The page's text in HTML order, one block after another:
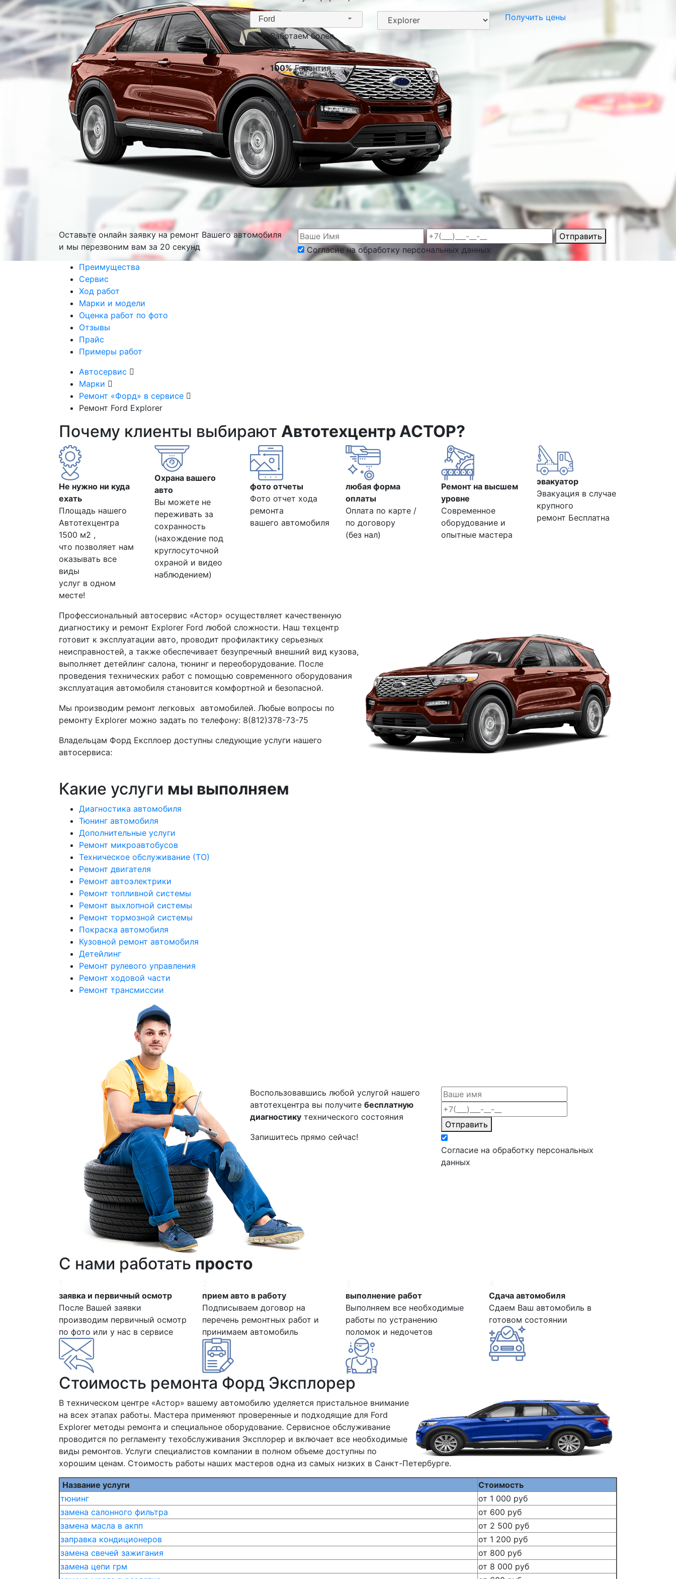
Ford
Получить цены
Работаем более
15 лет
100%Гарантия
качества
Команда из 35
профессионалов
Оставьте онлайн заявку на ремонт Вашего автомобиля
и мы перезвоним вам за 20 секунд
Отправить
Согласие на обработку персональных данных
Преимущества
Сервис
Ход работ
Марки и модели
Оценка работ по фото
Отзывы
Прайс
Примеры работ
Автосервис
Марки
Ремонт «Форд» в сервисе
Ремонт Ford Explorer
Почему клиенты выбирают Автотехцентр АСТОР?
Не нужно ни куда
ехать
Площадь нашего
Автотехцентра
1500 м2 ,
что позволяет нам
оказывать все
виды
услуг в одном
месте!
Охрана вашего
авто
Вы можете не
переживать за
сохранность
(нахождение под
круглосуточной
охраной и видео
наблюдением)
фото отчеты
Фото отчет хода
ремонта
вашего автомобиля
любая форма
оплаты
Оплата по карте /
по договору
(без нал)
Ремонт на высшем
уровне
Современное
оборудование и
опытные мастера
эвакуатор
Эвакуация в случае
крупного
ремонт Бесплатна
Профессиональный автосервис «Астор» осуществляет качественную
диагностику и ремонт Explorer Ford любой сложности. Наш техцентр
готовит к эксплуатации авто, проводит профилактику серьезных
неисправностей, а также обеспечивает безупречный внешний вид кузова,
выполняет детейлинг салона, тюнинг и переоборудование. После
проведения технических работ с помощью современного оборудования
эксплуатация автомобиля становится комфортной и безопасной.
Мы производим ремонт легковых автомобилей. Любые вопросы по
ремонту Explorer можно задать по телефону: 8(812)378-73-75
Владельцам Форд Експлоер доступны следующие услуги нашего
автосервиса:
Какие услуги мы выполняем
Диагностика автомобиля
Тюнинг автомобиля
Дополнительные услуги
Ремонт микроавтобусов
Техническое обслуживание (ТО)
Ремонт двигателя
Ремонт автоэлектрики
Ремонт топливной системы
Ремонт выхлопной системы
Ремонт тормозной системы
Покраска автомобиля
Кузовной ремонт автомобиля
Детейлинг
Ремонт рулевого управления
Ремонт ходовой части
Ремонт трансмиссии
Воспользовавшись любой услугой нашего
автотехцентра вы получите бесплатную
диагностику технического состояния
Запишитесь прямо сейчас!
Отправить
Согласие на обработку персональных
данных
С нами работать просто
заявка и первичный осмотр
После Вашей заявки
производим первичный осмотр
по фото или у нас в сервисе
прием авто в работу
Подписываем договор на
перечень ремонтных работ и
принимаем автомобиль
выполнение работ
Выполняем все необходимые
работы по устранению
поломок и недочетов
Сдача автомобиля
Сдаем Ваш автомобиль в
готовом состоянии
Стоимость ремонта Форд Эксплорер
В техническом центре «Астор» вашему автомобилю уделяется пристальное внимание
на всех этапах работы. Мастера применяют проверенные и подходящие для Ford
Explorer методы ремонта и специальное оборудование. Сервисное обслуживание
проводится по регламенту техобслуживания Эксплорер и включает все необходимые
виды ремонтов. Услуги специалистов компании в полном объеме доступны по
хорошим ценам. Стоимость работы наших мастеров одна из самых низких в Санкт-Петербурге.
Название услуги
Стоимость
тюнинг
от 1 000 руб
замена салонного фильтра
от 600 руб
замена масла в акпп
от 2 500 руб
заправка кондиционеров
от 1 200 руб
замена свечей зажигания
от 800 руб
замена цепи грм
от 8 000 руб